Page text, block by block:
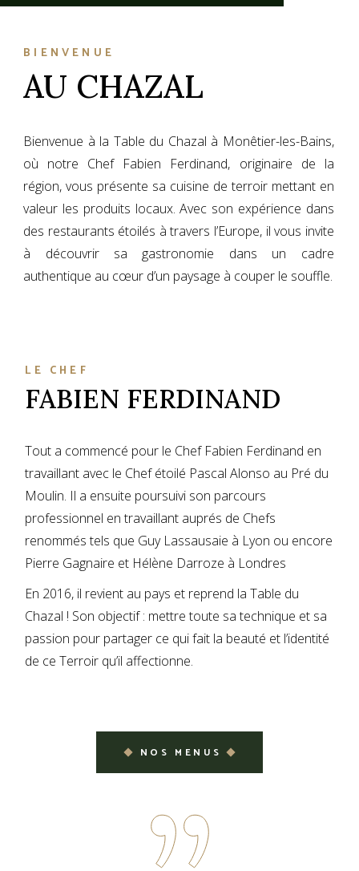
BIENVENUE
AU CHAZAL
Bienvenue à la Table du Chazal à Monêtier-les-Bains,
où notre Chef Fabien Ferdinand, originaire de la
région, vous présente sa cuisine de terroir mettant en
valeur les produits locaux. Avec son expérience dans
des restaurants étoilés à travers l’Europe, il vous invite
à découvrir sa gastronomie dans un cadre
authentique au cœur d’un paysage à couper le souffle.
LE CHEF
FABIEN FERDINAND
Tout a commencé pour le Chef Fabien Ferdinand en
travaillant avec le Chef étoilé Pascal Alonso au Pré du
Moulin. Il a ensuite poursuivi son parcours
professionnel en travaillant auprés de Chefs
renommés tels que Guy Lassausaie à Lyon ou encore
Pierre Gagnaire et Hélène Darroze à Londres
En 2016, il revient au pays et reprend la Table du
Chazal ! Son objectif : mettre toute sa technique et sa
passion pour partager ce qui fait la beauté et l’identité
de ce Terroir qu’il affectionne.
NOS MENUS